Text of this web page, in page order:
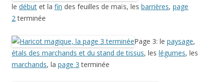
le début et la fin des feuilles de maïs, les barrières, page
2terminée
Page 3: le paysage,
étals des marchands et du stand de tissus, les légumes, les
marchands, la page 3 terminée